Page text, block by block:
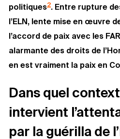
politiques2. Entre rupture
l’ELN, lente mise en œuvre
l’accord de paix avec les
alarmante des droits de
en est vraiment la paix en
Dans quel
intervient
par la guérilla de